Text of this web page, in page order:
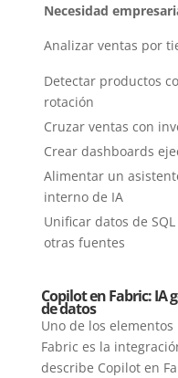
Necesidad
Analizar ventas por
Detectar productos
rotación
Cruzar ventas con
Crear dashboards
Alimentar un
interno de IA
Unificar datos de SQL
otras fuentes
Copilot en Fabric: IA
de datos
Uno de los
Fabric es la
describe Copilot en